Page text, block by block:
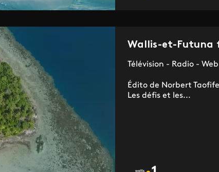
Wallis-et-Futuna
Télévision - Radio - Web
Édito de Norbert
Les défis et les...